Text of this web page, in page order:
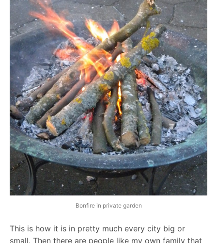
Bonfire in private garden
This is how it is in pretty much every city big or
small. Then there are people like my own family that